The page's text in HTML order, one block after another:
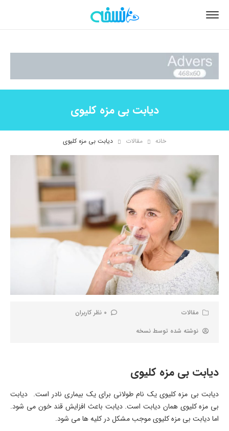
دیابت بی مزه کلیوی
خانه مقالات دیابت بی مزه کلیوی
مقالات
0 نظر کاربران
نوشته شده توسط نسخه
دیابت بی مزه کلیوی
دیابت بی مزه کلیوی یک نام طولانی برای یک بیماری نادر است. دیابت
بی مزه کلیوی همان دیابت است. دیابت باعث افزایش قند خون می شود.
اما دیابت بی مزه کلیوی موجب مشکل در کلیه ها می شود.